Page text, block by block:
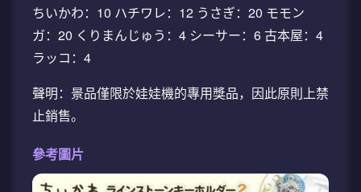
ちいかわ：10 ハチワレ：12 うさぎ：20 モモン
ガ：20 くりまんじゅう：4 シーサー：6 古本屋：4
ラッコ：4
聲明：景品僅限於娃娃機的專用獎品，因此原則上禁
止銷售。
參考圖片